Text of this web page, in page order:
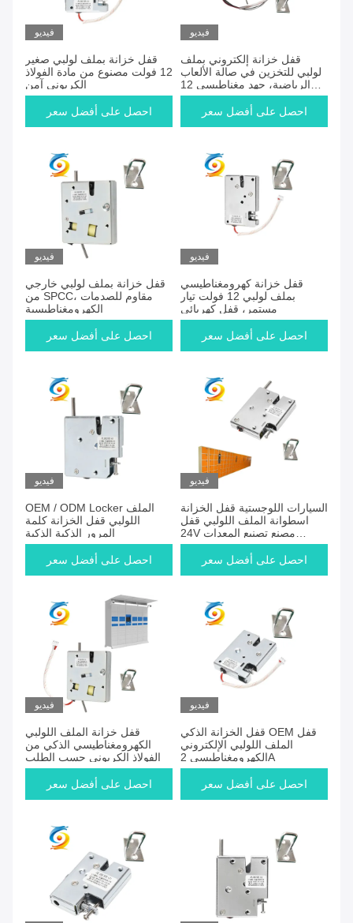
فيديو
قفل خزانة بملف لولبي صغير
12 فولت مصنوع من مادة الفولاذ
الكربوني آمن
احصل على أفضل سعر
فيديو
قفل خزانة إلكتروني بملف
لولبي للتخزين في صالة الألعاب
الرياضية، جهد مغناطيسي 12
فولت تيار مستمر
احصل على أفضل سعر
فيديو
قفل خزانة بملف لولبي خارجي
من SPCC، مقاوم للصدمات
الكهرومغناطيسية
احصل على أفضل سعر
فيديو
قفل خزانة كهرومغناطيسي
بملف لولبي 12 فولت تيار
مستمر، قفل كهربائي
احصل على أفضل سعر
فيديو
OEM / ODM Locker الملف
اللولبي قفل الخزانة كلمة
المرور الذكية الذكية
احصل على أفضل سعر
فيديو
السيارات اللوجستية قفل الخزانة
اسطوانة الملف اللولبي قفل
24V مصنع تصنيع المعدات
الأصلية
احصل على أفضل سعر
فيديو
قفل خزانة الملف اللولبي
الكهرومغناطيسي الذكي من
الفولاذ الكربوني حسب الطلب
احصل على أفضل سعر
فيديو
قفل الخزانة الذكي OEM قفل
الملف اللولبي الإلكتروني
الكهرومغناطيسي 2A
احصل على أفضل سعر